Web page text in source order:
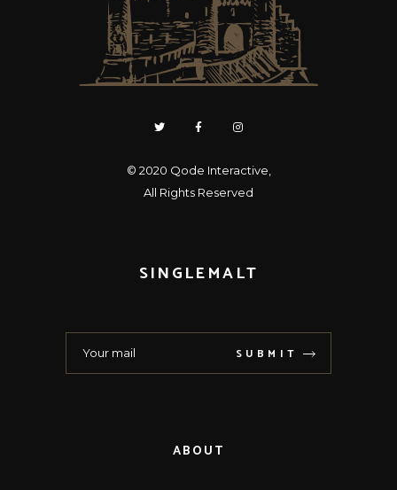
© 2020 Qode Interactive
All Rights Reserved
SINGLEMALT
SUBMIT
ABOUT